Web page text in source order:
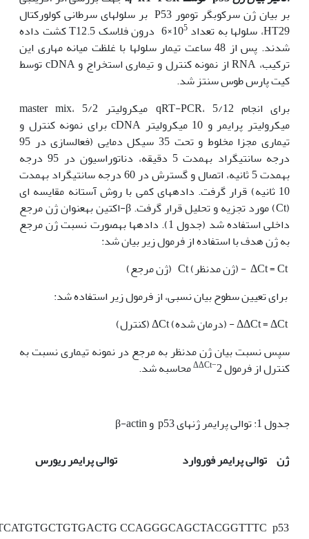
بر بیان ژن سرکوب­گر تومور P53 بر سلول‫های سرطانی کولورکتال
HT29، سلول‫ها به تعداد 10
5
×6 درون فلاسک T12.5 کشت داده
شدند. پس از 48 ساعت تیمار سلول‫ها با غلظت میانه مهاری این
ترکیب، RNA از نمونه کنترل و تیماری استخراج و cDNA توسط
کیت پارس طوس سنتز شد.
برای انجام qRT-PCR، 5/12 میکرولیتر master mix، 5/2
میکرولیتر پرایمر و 10 میکرولیتر cDNA برای نمونه کنترل و
تیماری مجزا مخلوط و تحت 35 سیکل دمایی (فعال­سازی در 95
درجه سانتی­گراد به‫مدت 5 دقیقه، دناتوراسیون در 95 درجه
به‫مدت 5 ثانیه، اتصال و گسترش در 60 درجه سانتی‫گراد به‫مدت
10 ثانیه) قرار گرفت. داده­های کمی با روش آستانه مقایسه ای
(Ct) مورد تجزیه و تحلیل قرار گرفت. β-اکتین به‫عنوان ژن مرجع
داخلی استفاده شد (جدول 1). داده­ها به‫صورت نسبت ژن مرجع
به ژن هدف با استفاده از فرمول زیر بیان شد:
ΔCt = Ct - (ژن مدنظر) Ct (ژن مرجع)
برای تعیین سطوح بیان نسبی، از فرمول زیر استفاده شد:
ΔΔCt = ΔCt - (درمان شده) ΔCt (کنترل)
سپس نسبت بیان ژن مدنظر به مرجع در نمونه تیماری نسبت به
کنترل از فرمول 2 −ΔΔCt محاسبه شد.
جدول 1: توالی پرایمر ژن­های p53 و β-actin
ژن توالی پرایمر فوروارد توالی پرایمر ریورس
p53
CCAGGGCAGCTACGGTTTC